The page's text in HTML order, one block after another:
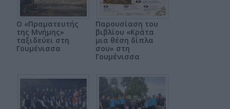
Ο «Πραματευτής
της Μνήμης»
ταξιδεύει στη
Γουμένισσα
Παρουσίαση του
βιβλίου «Κράτα
μια θέση δίπλα
σου» στη
Γουμένισσα